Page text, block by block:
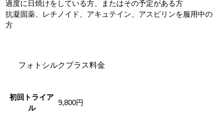
過度に日焼けをしている方、またはその予定がある方
抗凝固薬、レチノイド、アキュテイン、アスピリンを服用中の
方
フォトシルクプラス料金
初回トライア
ル
9,800円